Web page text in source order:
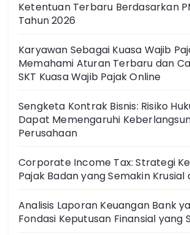
Ketentuan Terbaru Berdasarkan
Tahun 2026
Karyawan Sebagai Kuasa Wajib
Memahami Aturan Terbaru dan
SKT Kuasa Wajib Pajak Online
Sengketa Kontrak Bisnis: Risiko
Dapat Memengaruhi
Perusahaan
Corporate Income Tax: Strategi
Pajak Badan yang Semakin Krusial
Analisis Laporan Keuangan Bank
Fondasi Keputusan Finansial yang